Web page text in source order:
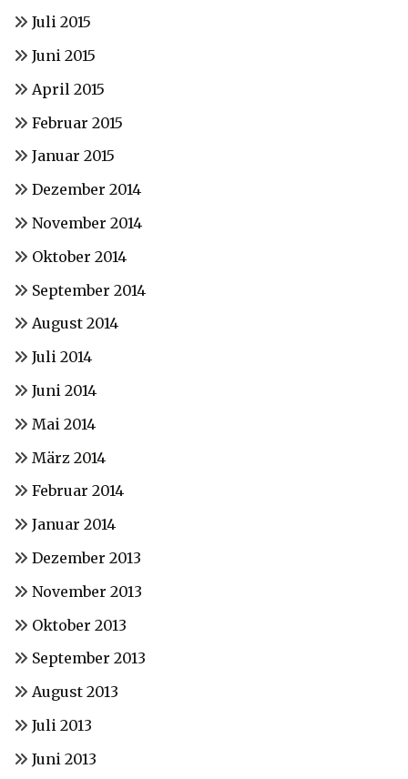
Juli 2015
Juni 2015
April 2015
Februar 2015
Januar 2015
Dezember 2014
November 2014
Oktober 2014
September 2014
August 2014
Juli 2014
Juni 2014
Mai 2014
März 2014
Februar 2014
Januar 2014
Dezember 2013
November 2013
Oktober 2013
September 2013
August 2013
Juli 2013
Juni 2013